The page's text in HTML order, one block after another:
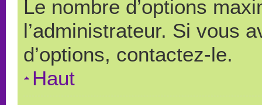
Le nombre d’options
l’administrateur. Si vous
d’options, contactez-le.
Haut